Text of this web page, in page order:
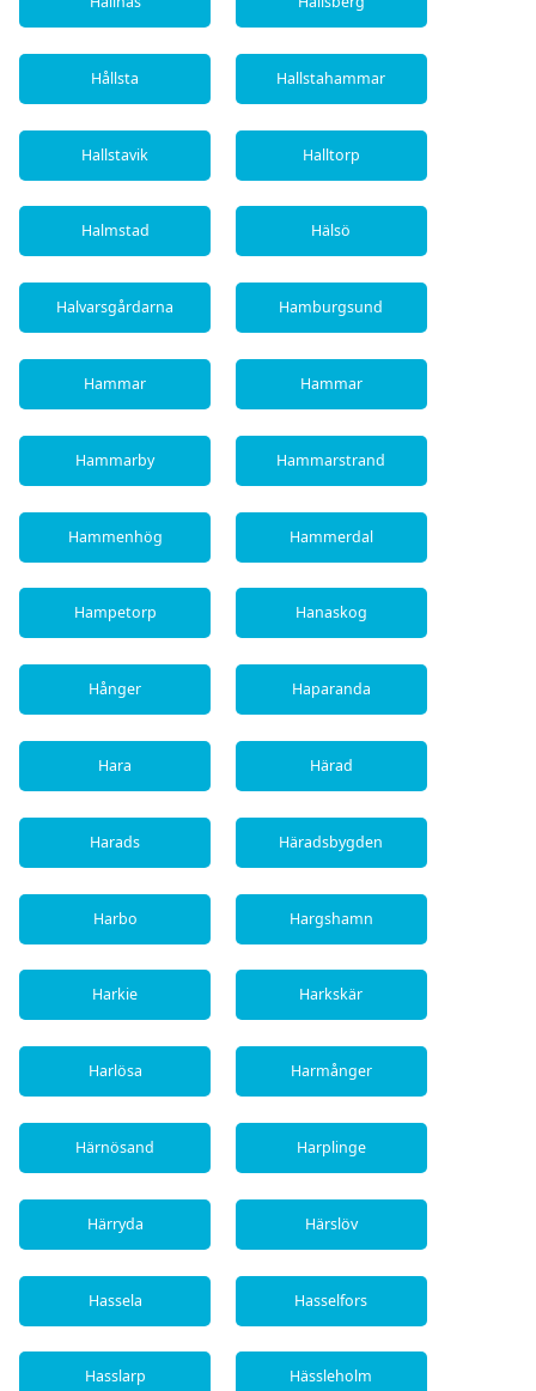
Hållsta Hallstahammar
Hallstavik Halltorp
Halmstad Hälsö
Halvarsgårdarna Hamburgsund
Hammar Hammar
Hammarby Hammarstrand
Hammenhög Hammerdal
Hampetorp Hanaskog
Hånger Haparanda
Hara Härad
Harads Häradsbygden
Harbo Hargshamn
Harkie Harkskär
Harlösa Harmånger
Härnösand Harplinge
Härryda Härslöv
Hassela Hasselfors
Hasslarp Hässleholm